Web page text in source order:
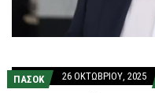
ΠΑΣΟΚ 26 ΟΚΤΩΒΡΊΟΥ, 2025